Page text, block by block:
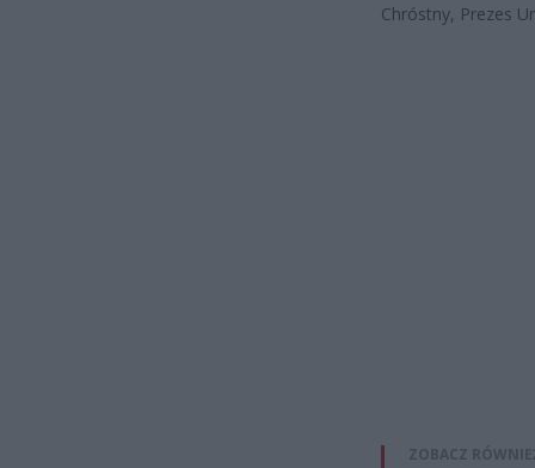
Chróstny, Prezes
ZOBACZ